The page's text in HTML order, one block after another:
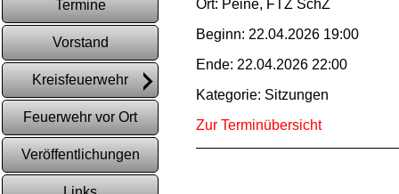
Termine
Vorstand
Kreisfeuerwehr
Feuerwehr vor Ort
Veröffentlichungen
Ort: Peine, FTZ SchZ
Beginn: 22.04.2026 19:00
Ende: 22.04.2026 22:00
Kategorie: Sitzungen
Zur Terminübersicht